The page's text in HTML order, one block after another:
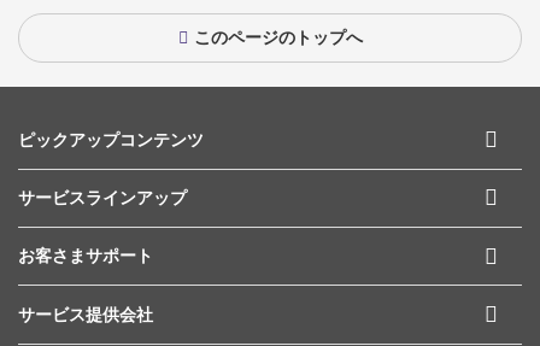
このページのトップへ
ピックアップコンテンツ
サービスラインアップ
お客さまサポート
サービス提供会社